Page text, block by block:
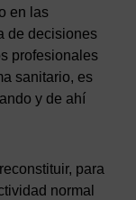
en las
de decisiones
profesionales
sanitario, es
y de ahí
para
normal